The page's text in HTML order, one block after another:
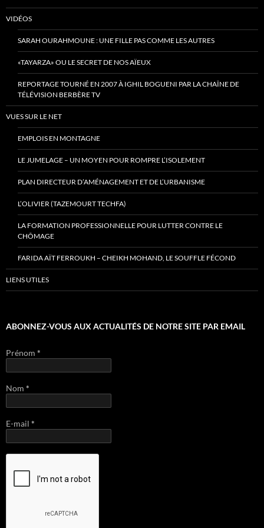
VIDÉOS
SARAH OURAHMOUNE : UNE FILLE PAS COMME LES AUTRES
«TAYARZA» OU LE SECRET DE NOS AÏEUX
REPORTAGE TOURNÉ EN 2007 À IGHIL BOGUENI PAR LA CHAÎNE DE
TÉLÉVISION BERBÈRE TV
VUES SUR LE NET
EMPLOIS EN MONTAGNE
LE JUMELAGE – UN MOYEN POUR ROMPRE L’ISOLEMENT
PLAN DIRECTEUR D’AMÉNAGEMENT ET DE L’URBANISME
L’OLIVIER (TAZEMOURT TECHFA)
LA FORMATION PROFESSIONNELLE POUR LUTTER CONTRE LE
CHÔMAGE
FARIDA AÏT FERROUKH – CHEIKH MOHAND, LE SOUFFLE FÉCOND
LIENS UTILES
ABONNEZ-VOUS AUX ACTUALITÉS DE NOTRE SITE PAR EMAIL
Prénom *
Nom *
E-mail *